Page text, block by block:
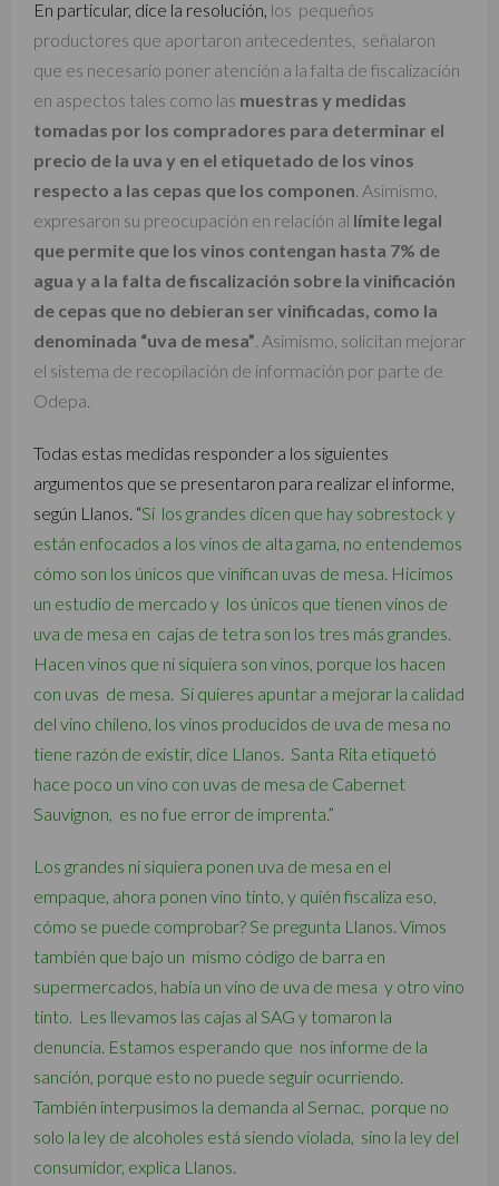
En particular, dice la resolución, los pequeños
productores que aportaron antecedentes, señalaron
que es necesario poner atención a la falta de fiscalización
en aspectos tales como las muestras y medidas
tomadas por los compradores para determinar el
precio de la uva y en el etiquetado de los vinos
respecto a las cepas que los componen . Asimismo,
expresaron su preocupación en relación al límite legal
que permite que los vinos contengan hasta 7% de
agua y a la falta de fiscalización sobre la vinificación
de cepas que no debieran ser vinificadas, como la
denominada “uva de mesa” . Asimismo, solicitan mejorar
el sistema de recopilación de información por parte de
Odepa.
Todas estas medidas responder a los siguientes
argumentos que se presentaron para realizar el informe,
según Llanos. “Si los grandes dicen que hay sobrestock y
están enfocados a los vinos de alta gama, no entendemos
cómo son los únicos que vinifican uvas de mesa. Hicimos
un estudio de mercado y los únicos que tienen vinos de
uva de mesa en cajas de tetra son los tres más grandes.
Hacen vinos que ni siquiera son vinos, porque los hacen
con uvas de mesa. Si quieres apuntar a mejorar la calidad
del vino chileno, los vinos producidos de uva de mesa no
tiene razón de existir, dice Llanos. Santa Rita etiquetó
hace poco un vino con uvas de mesa de Cabernet
Sauvignon, es no fue error de imprenta.”
Los grandes ni siquiera ponen uva de mesa en el
empaque, ahora ponen vino tinto, y quién fiscaliza eso,
cómo se puede comprobar? Se pregunta Llanos. Vimos
también que bajo un mismo código de barra en
supermercados, había un vino de uva de mesa y otro vino
tinto. Les llevamos las cajas al SAG y tomaron la
denuncia. Estamos esperando que nos informe de la
sanción, porque esto no puede seguir ocurriendo.
También interpusimos la demanda al Sernac, porque no
solo la ley de alcoholes está siendo violada, sino la ley del
consumidor, explica Llanos.